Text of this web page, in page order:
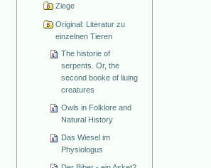
Ziege
Original: Literatur zu
einzelnen Tieren
The historie of
serpents. Or, the
second booke of liuing
creatures
Owls in Folklore and
Natural History
Das Wiesel im
Physiologus